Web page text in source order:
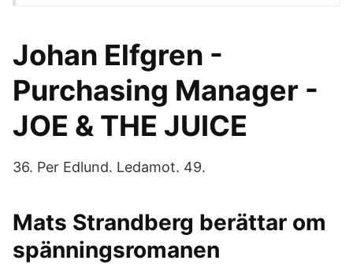
Johan Elfgren -
Purchasing Manager -
JOE & THE JUICE
36. Per Edlund. Ledamot. 49.
Mats Strandberg berättar om
spänningsromanen